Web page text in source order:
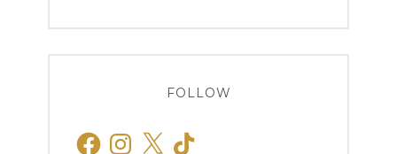
FOLLOW
FacebookInstagram
X TikTok